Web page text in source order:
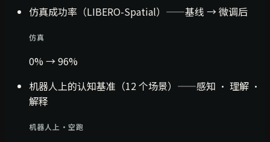
仿真成功率（LIBERO-Spatial）——基线 → 微调后
仿真
0% → 96%
机器人上的认知基准（12 个场景）——感知 · 理解 ·
解释
机器人上·空跑